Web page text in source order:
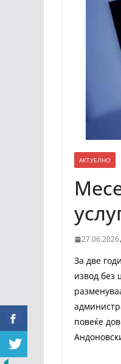
АКТУЕЛНО
27.06.2026
За две
извод без
повеќе